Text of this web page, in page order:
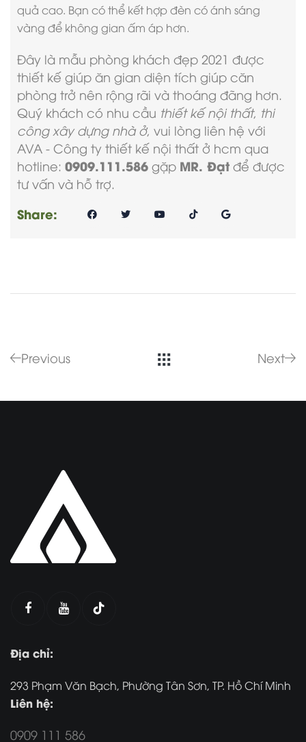
quả cao. Bạn có thể kết hợp đèn có ánh sáng
vàng để không gian ấm áp hơn.
Đây là mẫu phòng khách đẹp 2021 được
thiết kế giúp ăn gian diện tích giúp căn
phòng trở nên rộng rãi và thoáng đãng hơn.
Quý khách có nhu cầu thiết kế nội thất, thi
công xây dựng nhà ở, vui lòng liên hệ với
AVA - Công ty thiết kế nội thất ở hcm qua
hotline: 0909.111.586 gặp MR. Đạt để được
tư vấn và hỗ trợ.
Share:
Previous Next
Địa chỉ:
293 Phạm Văn Bạch, Phường Tân Sơn, TP. Hồ Chí Minh
Liên hệ:
0909 111 586